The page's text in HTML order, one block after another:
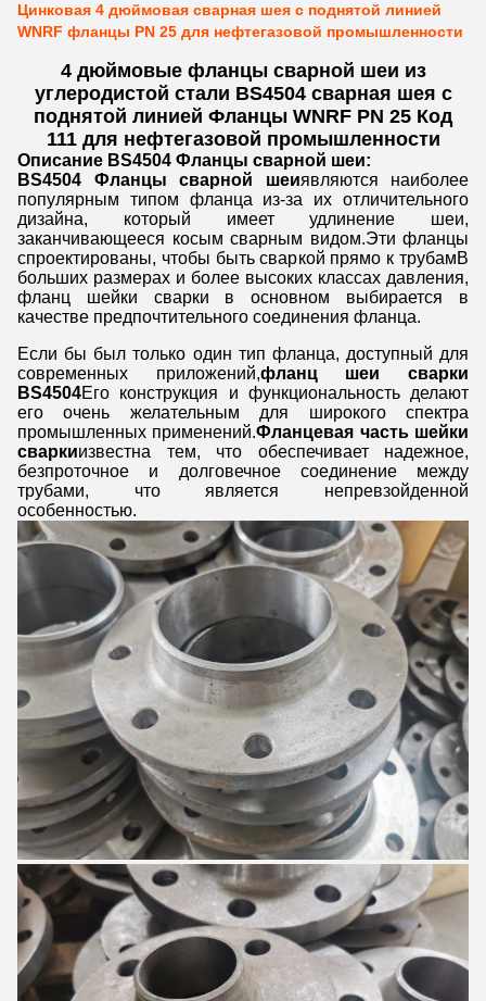
Цинковая 4 дюймовая сварная шея с поднятой линией
WNRF фланцы PN 25 для нефтегазовой промышленности
4 дюймовые фланцы сварной шеи из
углеродистой стали BS4504 сварная шея с
поднятой линией Фланцы WNRF PN 25 Код
111 для нефтегазовой промышленности
Описание BS4504 Фланцы сварной шеи:
BS4504 Фланцы сварной шеиявляются наиболее
популярным типом фланца из-за их отличительного
дизайна, который имеет удлинение шеи,
заканчивающееся косым сварным видом.Эти фланцы
спроектированы, чтобы быть сваркой прямо к трубамВ
больших размерах и более высоких классах давления,
фланц шейки сварки в основном выбирается в
качестве предпочтительного соединения фланца.
Если бы был только один тип фланца, доступный для
современных приложений,фланц шеи сварки
BS4504Его конструкция и функциональность делают
его очень желательным для широкого спектра
промышленных применений.Фланцевая часть шейки
сваркиизвестна тем, что обеспечивает надежное,
безпроточное и долговечное соединение между
трубами, что является непревзойденной
особенностью.